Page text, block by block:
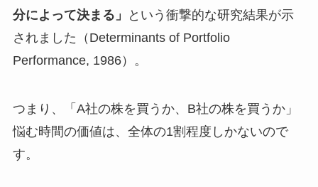
分によって決まる」
という衝撃的な研究結果が示
されました（Determinants of Portfolio
Performance, 1986）。
つまり、「A社の株を買うか、B社の株を買うか」
悩む時間の価値は、全体の1割程度しかないので
す。